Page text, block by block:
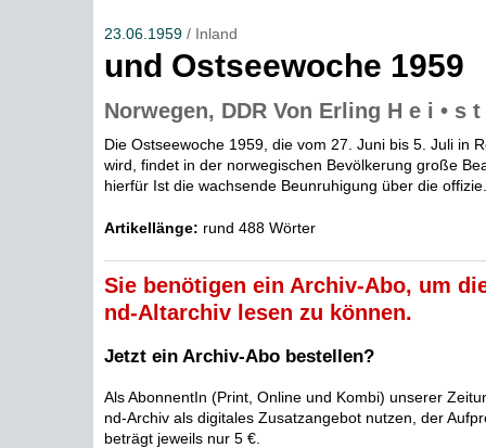
23.06.1959/ Inland
und Ostseewoche 1959
Norwegen, DDR Von Erling H e i • s
Die Ostseewoche 1959, die vom 27. Juni bis 5. Juli in
wird, findet in der norwegischen Bevölkerung große
hierfür Ist die wachsende Beunruhigung über die
Artikellänge: rund 488 Wörter
Sie benötigen ein Archiv-Abo, um
nd-Altarchiv lesen zu können.
Jetzt ein Archiv-Abo bestellen?
Als AbonnentIn (Print, Online und Kombi) unserer
nd-Archiv als digitales Zusatzangebot nutzen, der
beträgt jeweils nur 5 €.